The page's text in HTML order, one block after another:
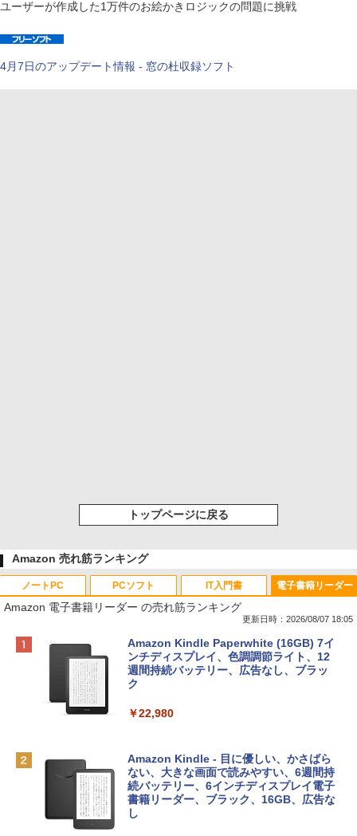
ユーザーが作成した1万件のお絵かきロジックの問題に挑戦
4月7日のアップデート情報 - 窓の杜収録ソフト
トップページに戻る
Amazon 売れ筋ランキング
ノートPC
Apple 2026 MacBook Neo A18 Proチッ
プ搭載13インチノートブック：AIとAppl
e Intelligence、Liquid Retinaディスプ
レイ、8GBメモリ、512GB SSD、1080p
ィゴ + 3年延長 AppleCare+ for 13インチ
￥162,598
tomtoc 360°保護 15.6 16インチ パソコ
ンケース Dell NEC Lavie ASUS HP dyna
PCソフト
Robloxギフトカード - 800 Robux 【限
定バーチャルアイテムを含む】 【オンラ
インゲームコード】 ロブロックス | オン
ラインコード版
￥1,300
Microsoft Office Home & Business 202
4(最新 永続版)|オンラインコード版|Wind
ows11、10/mac対応|PC2台
￥39,582
IT入門書
生成AIパスポート公式テキスト 第４版
￥1,766
出す プロンプトの言葉 AI画像生成シリー
ズ (はぴーイラストLabo)
￥480
電子書籍リーダー
Amazon 電子書籍リーダー の売れ筋ランキング
更新日時：2026/08/07 18:05
Amazon Kindle Paperwhite (16GB) 7イ
ンチディスプレイ、色調調節ライト、12
週間持続バッテリー、広告なし、ブラッ
ク
￥22,980
Amazon Kindle - 目に優しい、かさばら
ない、大きな画面で読みやすい、6週間持
続バッテリー、6インチディスプレイ電子
書籍リーダー、ブラック、16GB、広告な
し